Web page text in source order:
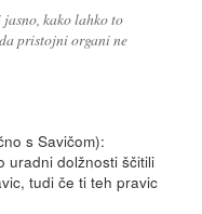
kako lahko to
pristojni organi ne
s Savičom):
uradni dolžnosti ščitili
tudi če ti teh pravic